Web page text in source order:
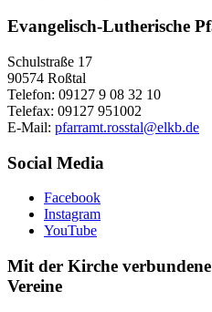
Evangelisch-Lutherische
Schulstraße 17
90574 Roßtal
Telefon: 09127 9 08 32 10
Telefax: 09127 951002
E-Mail: pfarramt.rosstal@elkb.de
Social Media
Facebook
Instagram
YouTube
Mit der Kirche
Vereine